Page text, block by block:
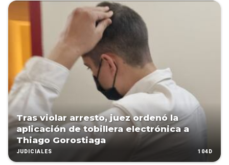
Tras violar arresto, juez ordenó la
aplicación de tobillera electrónica a
Thiago Gorostiaga
JUDICIALES 104D